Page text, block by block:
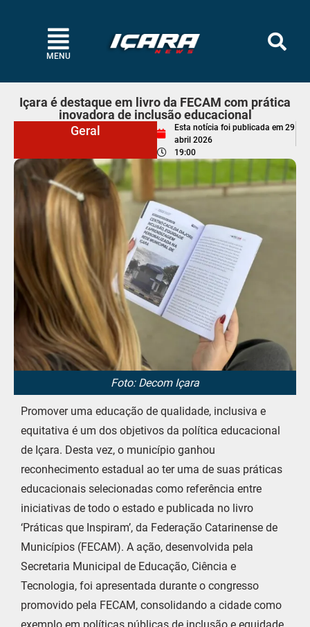
MENU
Içara é destaque em livro da FECAM com prática
inovadora de inclusão educacional
Geral
Esta notícia foi publicada em 29
abril 2026
19:00
Foto: Decom Içara
Promover uma educação de qualidade, inclusiva e
equitativa é um dos objetivos da política educacional
de Içara. Desta vez, o município ganhou
reconhecimento estadual ao ter uma de suas práticas
educacionais selecionadas como referência entre
iniciativas de todo o estado e publicada no livro
‘Práticas que Inspiram’, da Federação Catarinense de
Municípios (FECAM). A ação, desenvolvida pela
Secretaria Municipal de Educação, Ciência e
Tecnologia, foi apresentada durante o congresso
promovido pela FECAM, consolidando a cidade como